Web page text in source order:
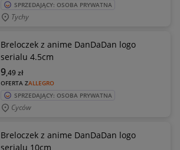
SPRZEDAJĄCY: OSOBA PRYWATNA
Tychy
Breloczek z anime DanDaDan logo
serialu 4.5cm
OFERTA ZALLEGRO
9,49zł
SPRZEDAJĄCY: OSOBA PRYWATNA
Cyców
Breloczek z anime DanDaDan logo
serialu 10cm